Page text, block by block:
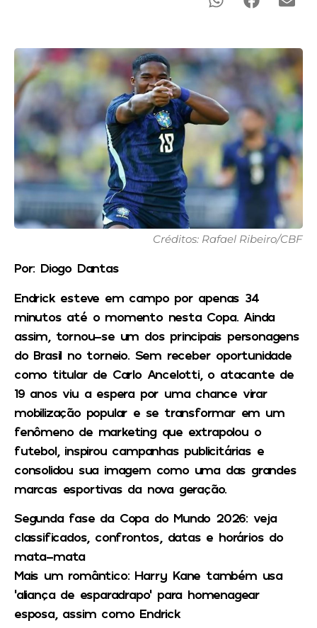
Créditos: Rafael Ribeiro/CBF
Por: Diogo Dantas
Endrick esteve em campo por apenas 34
minutos até o momento nesta Copa. Ainda
assim, tornou-se um dos principais personagens
do Brasil no torneio. Sem receber oportunidade
como titular de Carlo Ancelotti, o atacante de
19 anos viu a espera por uma chance virar
mobilização popular e se transformar em um
fenômeno de marketing que extrapolou o
futebol, inspirou campanhas publicitárias e
consolidou sua imagem como uma das grandes
marcas esportivas da nova geração.
Segunda fase da Copa do Mundo 2026: veja
classificados, confrontos, datas e horários do
mata-mata
Mais um romântico: Harry Kane também usa
‘aliança de esparadrapo’ para homenagear
esposa, assim como Endrick